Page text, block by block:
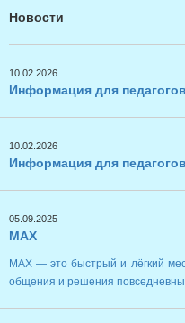
Новости
10.02.2026
Информация для
10.02.2026
Информация для
05.09.2025
MAX
MAX — это быстрый и лёгкий
общения и решения